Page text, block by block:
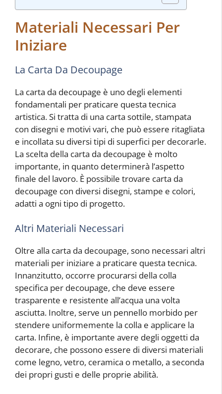
Materiali Necessari Per
Iniziare
La Carta Da Decoupage
La carta da decoupage è uno degli elementi
fondamentali per praticare questa tecnica
artistica. Si tratta di una carta sottile, stampata
con disegni e motivi vari, che può essere ritagliata
e incollata su diversi tipi di superfici per decorarle.
La scelta della carta da decoupage è molto
importante, in quanto determinerà l’aspetto
finale del lavoro. È possibile trovare carta da
decoupage con diversi disegni, stampe e colori,
adatti a ogni tipo di progetto.
Altri Materiali Necessari
Oltre alla carta da decoupage, sono necessari altri
materiali per iniziare a praticare questa tecnica.
Innanzitutto, occorre procurarsi della colla
specifica per decoupage, che deve essere
trasparente e resistente all’acqua una volta
asciutta. Inoltre, serve un pennello morbido per
stendere uniformemente la colla e applicare la
carta. Infine, è importante avere degli oggetti da
decorare, che possono essere di diversi materiali
come legno, vetro, ceramica o metallo, a seconda
dei propri gusti e delle proprie abilità.